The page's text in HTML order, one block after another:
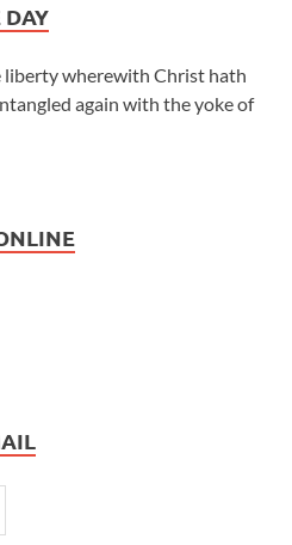
DAY
liberty wherewith Christ hath
again with the yoke of